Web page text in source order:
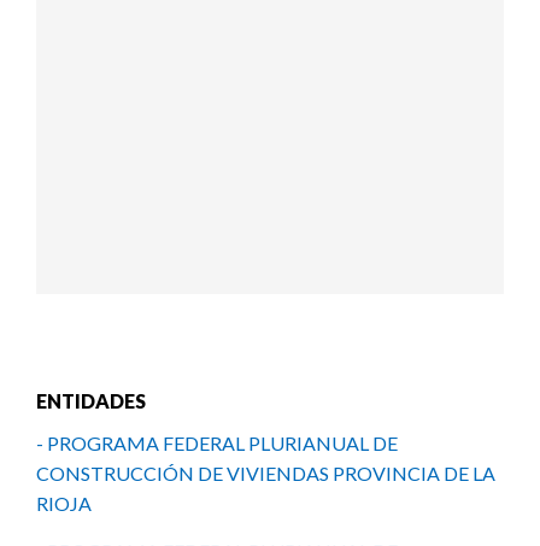
ENTIDADES
- PROGRAMA FEDERAL PLURIANUAL DE
CONSTRUCCIÓN DE VIVIENDAS PROVINCIA DE LA
RIOJA